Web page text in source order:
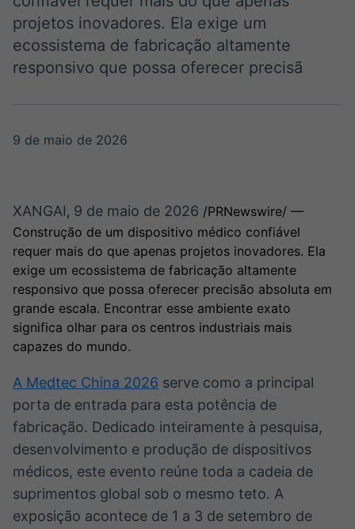
conteúdos
personalizados
Soluções de Dados
e Conteúdos
Broadcast
Broadcast
Ticker
Cotações e
headlines de
notícias
Widgets
Componentes
para conteúdos e
Broadcast
Wallboard
displays e telas
Broadcast
Curadoria
noticiosos
Soluções de
Tecnologia
Radar
Monitoramento
inteligente de
conteúdos
Broadcast
Fundos
A melhor
plataforma para
de investimento
projetos inovadores. Ela exige um
ecossistema de fabricação altamente
responsivo que possa oferecer precisã
9 de maio de 2026
XANGAI, 9 de maio de 2026 /PRNewswire/ —
Construção de um dispositivo médico confiável
requer mais do que apenas projetos inovadores. Ela
exige um ecossistema de fabricação altamente
responsivo que possa oferecer precisão absoluta em
grande escala. Encontrar esse ambiente exato
significa olhar para os centros industriais mais
capazes do mundo.
A Medtec China 2026 serve como a principal
porta de entrada para esta potência de
fabricação. Dedicado inteiramente à pesquisa,
desenvolvimento e produção de dispositivos
médicos, este evento reúne toda a cadeia de
suprimentos global sob o mesmo teto. A
exposição acontece de 1 a 3 de setembro de